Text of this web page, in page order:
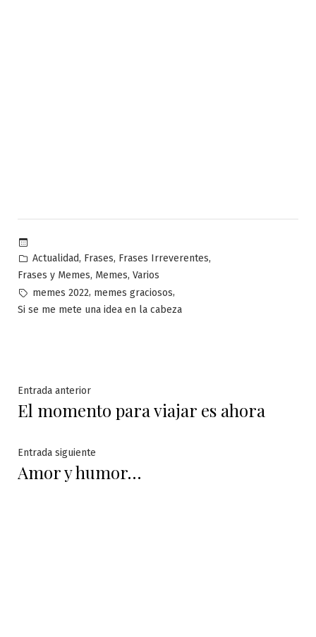
Publicado
en
Actualidad, Frases, Frases Irreverentes,
Frases y Memes, Memes, Varios
Etiquetas:
memes 2022, memes graciosos,
Si se me mete una idea en la cabeza
Navegación
de
entradas
Entrada anteriorEntrada
anterior:
El momento para viajar es ahora
Entrada siguiente
siguiente:
Amor y humor…